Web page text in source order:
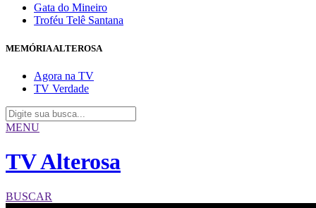
Gata do Mineiro
Troféu Telê Santana
MEMÓRIA ALTEROSA
Agora na TV
TV Verdade
MENU
TV Alterosa
BUSCAR